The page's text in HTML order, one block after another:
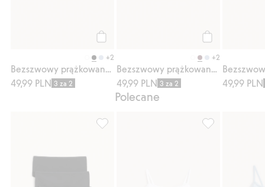
+2
49,99 PLN 3 za 2
+2
49,99 PLN 3 za 2 49,99 PLN
Polecane